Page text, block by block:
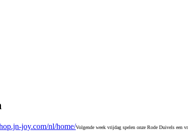
joy.com/nl/home/Volgende week vrijdag spelen onze Rode Duivels een